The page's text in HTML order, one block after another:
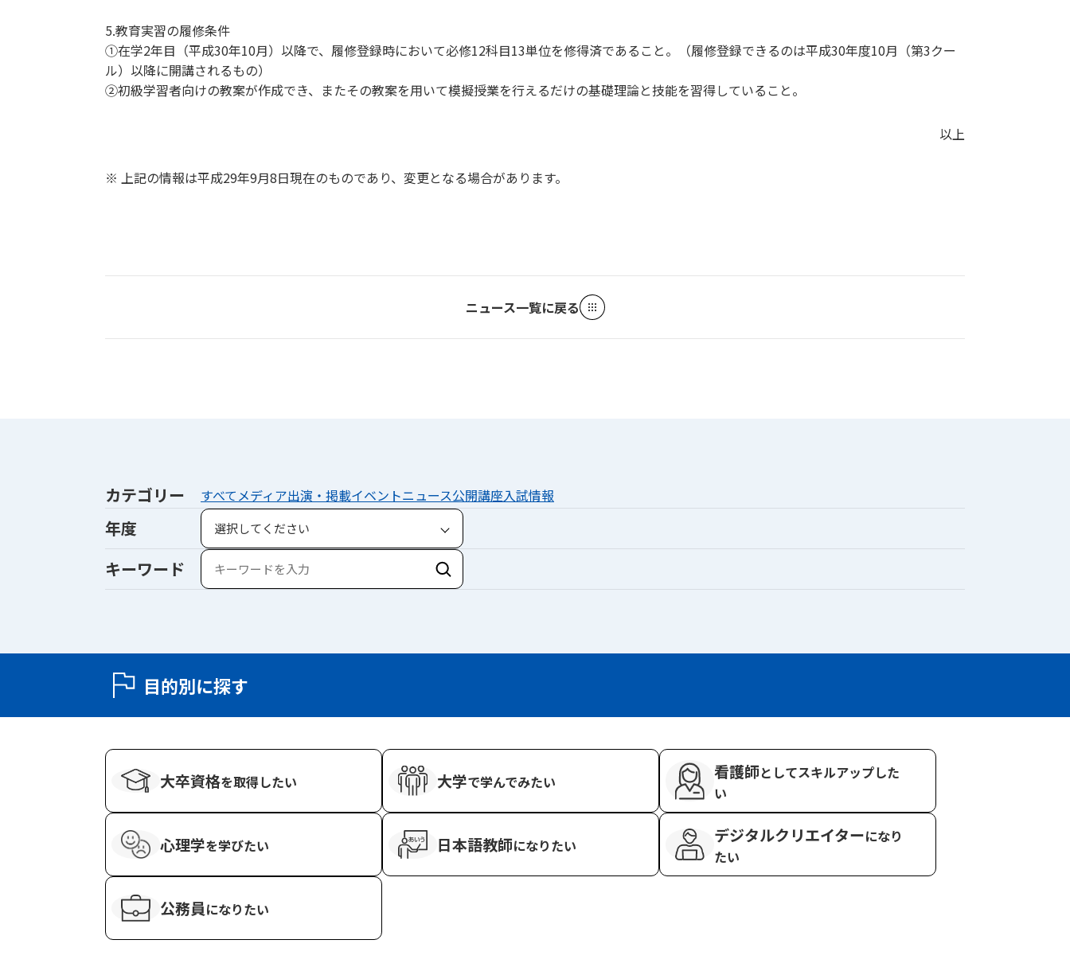
5.教育実習の履修条件
①在学2年目（平成30年10月）以降で、履修登録時において必修12科目13単位を修得済であること。（履修登録できるのは平成30年度10月（第3クー
ル）以降に開講されるもの）
②初級学習者向けの教案が作成でき、またその教案を用いて模擬授業を行えるだけの基礎理論と技能を習得していること。
以上
※ 上記の情報は平成29年9月8日現在のものであり、変更となる場合があります。
ニュース一覧に戻る
カテゴリー すべて メディア出演・掲載イベントニュース公開講座入試情報
年度
キーワード
検索
目的別に探す
大卒資格を取得したい 大学で学んでみたい
看護師としてスキルアップした
い
心理学を学びたい 日本語教師になりたい
デジタルクリエイターになり
たい
公務員になりたい